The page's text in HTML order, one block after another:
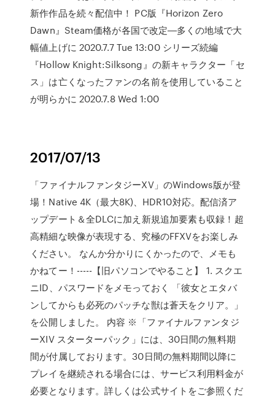
新作作品を続々配信中！ PC版『Horizon Zero
Dawn』Steam価格が各国で改定―多くの地域で大
幅値上げに 2020.7.7 Tue 13:00 シリーズ続編
『Hollow Knight:Silksong』の新キャラクター「セ
ス」は亡くなったファンの名前を使用していること
が明らかに 2020.7.8 Wed 1:00
2017/07/13
「ファイナルファンタジーXV」のWindows版が登
場！Native 4K（最大8K)、HDR10対応。配信済ア
ップデート＆全DLCに加え新規追加要素も収録！超
高精細な映像が表現する、究極のFFXVをお楽しみ
ください。 なんか分かりにくかったので、メモも
かねてー！-----【旧パソコンでやること】 1. スクエ
ニID、パスワードをメモっておく 「彼女とエタバ
ンしてからも必死のパッチな獣は蒼天をクリア。」
を公開しました。 内容 ※「ファイナルファンタジ
ーXIV スターターパック」には、30日間の無料期
間が付属しております。30日間の無料期間以降に
プレイを継続される場合には、サービス利用料金が
必要となります。詳しくは公式サイトをご参照くだ